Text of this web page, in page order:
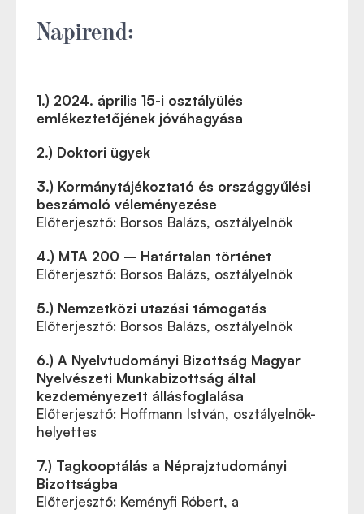
Napirend:
1.) 2024. április 15-i osztályülés
emlékeztetőjének jóváhagyása
2.) Doktori ügyek
3.) Kormánytájékoztató és országgyűlési
beszámoló véleményezése
Előterjesztő: Borsos Balázs, osztályelnök
4.) MTA 200 – Határtalan történet
Előterjesztő: Borsos Balázs, osztályelnök
5.) Nemzetközi utazási támogatás
Előterjesztő: Borsos Balázs, osztályelnök
6.) A Nyelvtudományi Bizottság Magyar
Nyelvészeti Munkabizottság által
kezdeményezett állásfoglalása
Előterjesztő: Hoffmann István, osztályelnök-
helyettes
7.) Tagkooptálás a Néprajztudományi
Bizottságba
Előterjesztő: Keményfi Róbert, a